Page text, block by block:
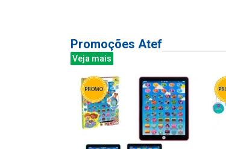
Promoções Atef
Veja mais